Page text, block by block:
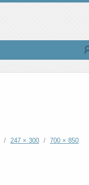
/ 247 × 300 / 700 × 850